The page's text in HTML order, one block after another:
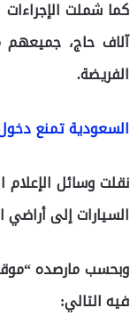
الفريضة.
السعودية تمنع
نقلت وسائل
السيارات إلى أراضي
وبحسب مارصده
فيه التالي: